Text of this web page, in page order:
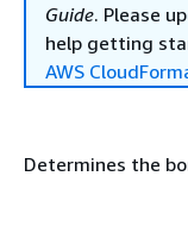
Guide. Please
help getting
AWS
Determines the